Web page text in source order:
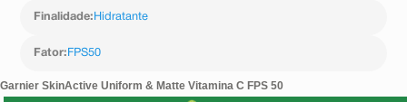
Finalidade: Hidratante
Fator: FPS50